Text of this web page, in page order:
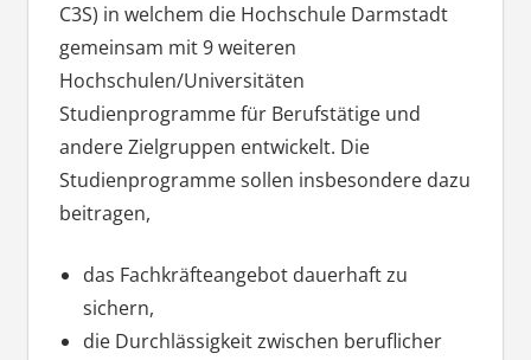
C3S) in welchem die Hochschule Darmstadt
gemeinsam mit 9 weiteren
Hochschulen/Universitäten
Studienprogramme für Berufstätige und
andere Zielgruppen entwickelt. Die
Studienprogramme sollen insbesondere dazu
beitragen,
das Fachkräfteangebot dauerhaft zu
sichern,
die Durchlässigkeit zwischen beruflicher